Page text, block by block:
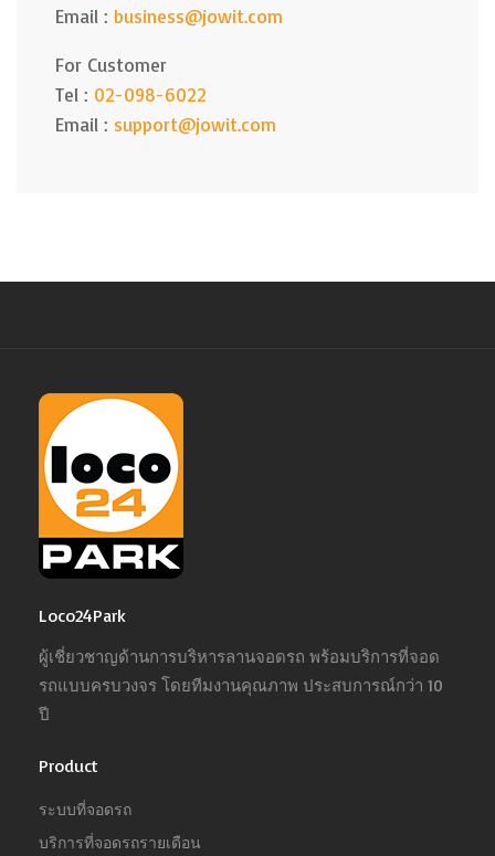
Email : business@jowit.com
For Customer
Tel : 02-098-6022
Email : support@jowit.com
Loco24Park
ผู้เชี่ยวชาญด้านการบริหารลานจอดรถ พร้อมบริการที่จอด
รถแบบครบวงจร โดยทีมงานคุณภาพ ประสบการณ์กว่า 10
ปี
Product
ระบบที่จอดรถ
บริการที่จอดรถรายเดือน